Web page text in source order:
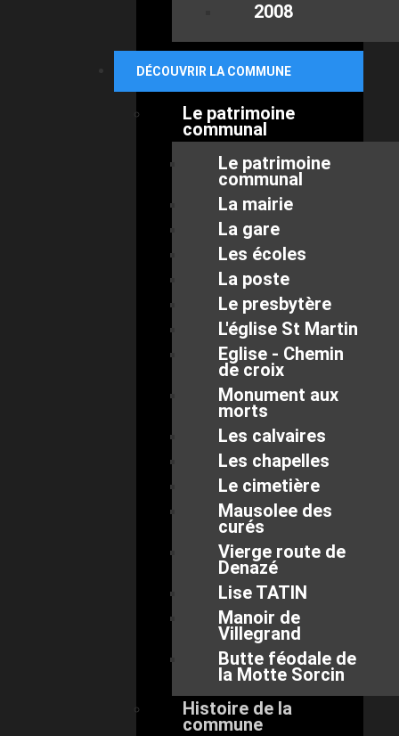
2008
DÉCOUVRIR LA COMMUNE
Le patrimoine
communal
Le patrimoine
communal
La mairie
La gare
Les écoles
La poste
Le presbytère
L'église St Martin
Eglise - Chemin
de croix
Monument aux
morts
Les calvaires
Les chapelles
Le cimetière
Mausolee des
curés
Vierge route de
Denazé
Lise TATIN
Manoir de
Villegrand
Butte féodale de
la Motte Sorcin
Histoire de la
commune